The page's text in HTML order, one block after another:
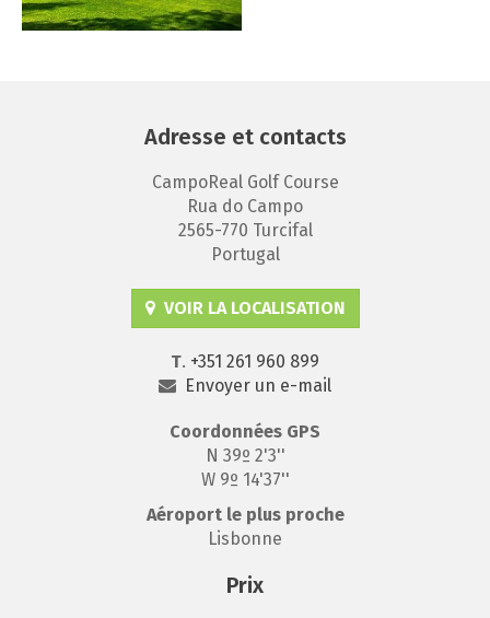
Adresse et contacts
CampoReal Golf Course
Rua do Campo
2565-770 Turcifal
Portugal
VOIR LA LOCALISATION
T. +351 261 960 899
Envoyer un e-mail
Coordonnées GPS
N 39º 2'3''
W 9º 14'37''
Aéroport le plus proche
Lisbonne
Prix